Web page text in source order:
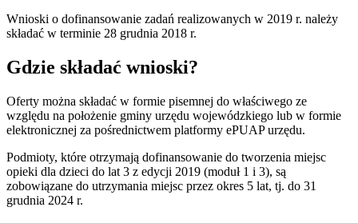
Wnioski o dofinansowanie zadań realizowanych w 2019 r. należy
składać w terminie 28 grudnia 2018 r.
Gdzie składać wnioski?
Oferty można składać w formie pisemnej do właściwego ze
względu na położenie gminy urzędu wojewódzkiego lub w formie
elektronicznej za pośrednictwem platformy ePUAP urzędu.
Podmioty, które otrzymają dofinansowanie do tworzenia miejsc
opieki dla dzieci do lat 3 z edycji 2019 (moduł 1 i 3), są
zobowiązane do utrzymania miejsc przez okres 5 lat, tj. do 31
grudnia 2024 r.